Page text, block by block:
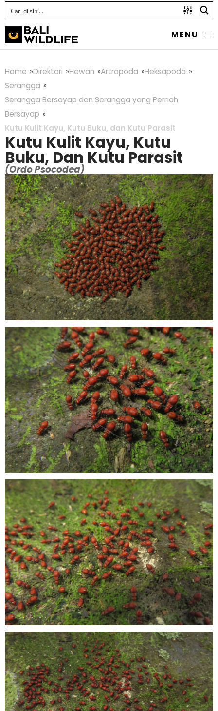
MENU
Home Direktori Hewan Artropoda
Heksapoda
Serangga
Serangga Bersayap dan Serangga yang Pernah
Bersayap
Kutu Kulit Kayu, Kutu Buku, dan Kutu Parasit
Kutu Kulit Kayu, Kutu
Buku, Dan Kutu Parasit
(Ordo Psocodea)